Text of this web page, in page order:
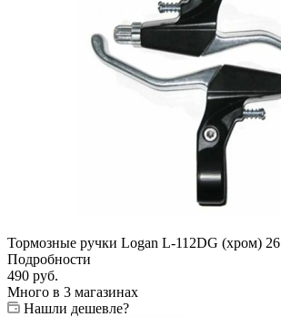
Тормозные ручки Logan L-112DG (хром) 26
Подробности
490 руб.
Много в 3 магазинах
Нашли дешевле?